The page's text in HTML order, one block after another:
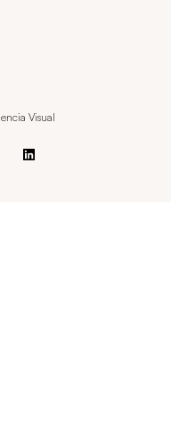
Visual